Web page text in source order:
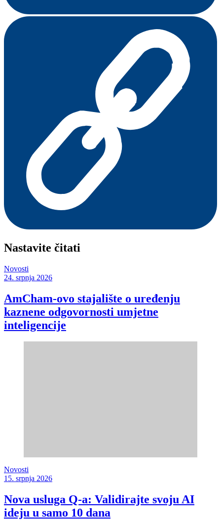
Nastavite čitati
Novosti
24. srpnja 2026
AmCham-ovo stajalište o uređenju
kaznene odgovornosti umjetne
inteligencije
Novosti
15. srpnja 2026
Nova usluga Q-a: Validirajte svoju AI
ideju u samo 10 dana